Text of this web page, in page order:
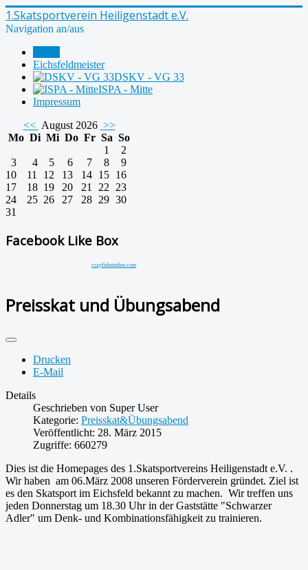
1.Skatsportverein Heiligenstadt e.V.
Navigation an/aus
Eichsfeldmeister
DSKV - VG 33
ISPA - Mitte
Impressum
<< August 2026 >>
Mo Di Mi Do Fr Sa So
1
2
3
4 5 6 7 8
9
10
11 12 13 14 15 16
17
18 19 20 21 22
23
24
25 26 27 28 29 30
31
Facebook Like Box
crayfishstudios.com
Preisskat und Übungsabend
Drucken
E-Mail
Details
Geschrieben von Super User
Kategorie: Preisskat&Übungsabend
Veröffentlicht: 28. März 2015
Zugriffe: 660279
Dies ist die Homepages des 1.Skatsportvereins Heiligenstadt e.V. .
Wir haben am 06.März 2008 unseren Förderverein gründet. Ziel ist
es den Skatsport im Eichsfeld bekannt zu machen. Wir treffen uns
jeden Donnerstag um 18.30 Uhr in der Gaststätte "Schwarzer
Adler" um Denk- und Kombinationsfähigkeit zu trainieren.